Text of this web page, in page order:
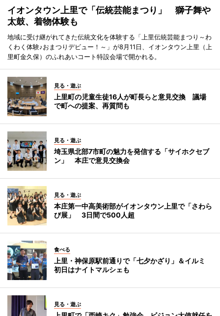
イオンタウン上里で「伝統芸能まつり」 獅子舞や
太鼓、着物体験も
地域に受け継がれてきた伝統文化を体験する「上里伝統芸能まつり～わ
くわく体験♪おまつりデビュー！～」が8月11日、イオンタウン上里（上
里町金久保）のふれあいコート特設会場で開かれる。
見る・遊ぶ
上里町の児童生徒16人が町長らと意見交換 議場
で町への提案、再質問も
見る・遊ぶ
埼玉県北部7市町の魅力を発信する「サイホクセブ
ン」 本庄で意見交換会
見る・遊ぶ
本庄第一中高美術部がイオンタウン上里で「さわら
び展」 3日間で500人超
食べる
上里・神保原駅前通りで「七夕かざり」＆イルミ
初日はナイトマルシェも
見る・遊ぶ